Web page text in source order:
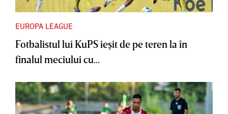
EUROPA LEAGUE
Fotbalistul lui KuPS ieşit de pe teren la în
finalul meciului cu...